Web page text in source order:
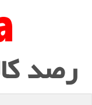
رصد